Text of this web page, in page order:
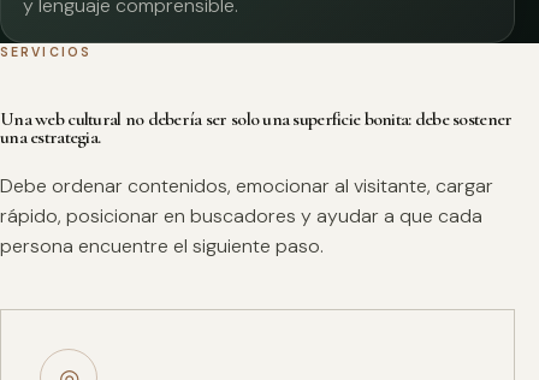
y lenguaje comprensible.
SERVICIOS
Una web cultural no debería ser solo una superficie bonita: debe sostener
una estrategia.
Debe ordenar contenidos, emocionar al visitante, cargar
rápido, posicionar en buscadores y ayudar a que cada
persona encuentre el siguiente paso.